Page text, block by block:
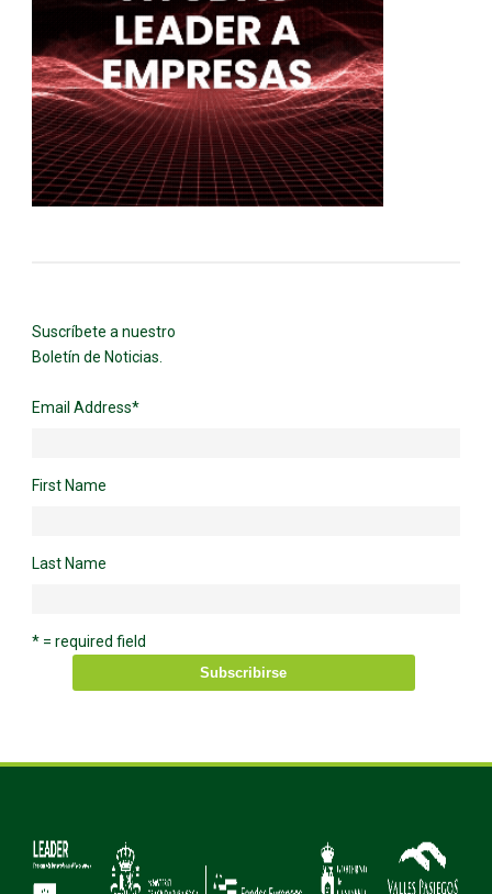
Suscríbete a nuestro
Boletín de Noticias.
Email Address*
First Name
Last Name
* = required field